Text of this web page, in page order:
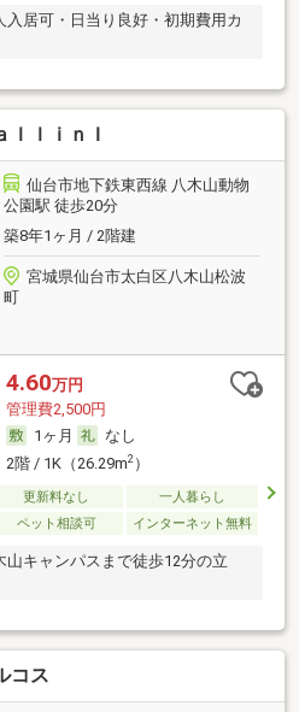
入居可・日当り良好・初期費用カ
ｌｌｉｎＩ
仙台市地下鉄東西線 八木山動物
公園駅 徒歩20分
築8年1ヶ月 / 2階建
宮城県仙台市太白区八木山松波
町
4.60万円
管理費2,500円
1ヶ月
なし
2階 / 1K（26.29m2）
更新料なし
一人暮らし
ペット相談可 インターネット無料
山キャンパスまで徒歩12分の立
コス